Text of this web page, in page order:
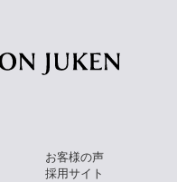
お客様の声
採用サイト